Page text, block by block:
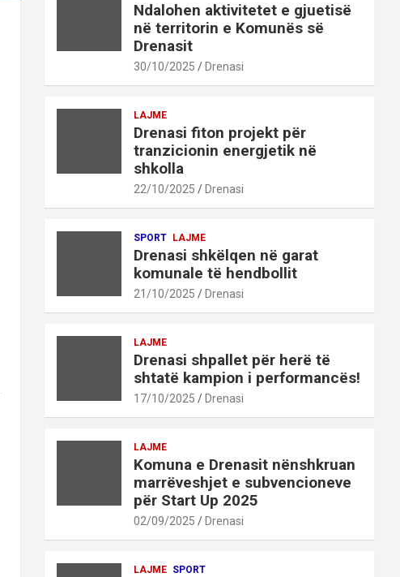
Ndalohen aktivitetet e gjuetisë
në territorin e Komunës së
Drenasit
30/10/2025 Drenasi
LAJME
Drenasi fiton projekt për
tranzicionin energjetik në
shkolla
22/10/2025 Drenasi
SPORT LAJME
Drenasi shkëlqen në garat
komunale të hendbollit
21/10/2025 Drenasi
LAJME
Drenasi shpallet për herë të
shtatë kampion i performancës!
17/10/2025 Drenasi
LAJME
Komuna e Drenasit nënshkruan
marrëveshjet e subvencioneve
për Start Up 2025
02/09/2025 Drenasi
LAJME SPORT